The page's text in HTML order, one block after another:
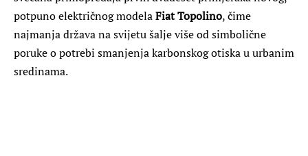
potpuno električnog modelaFiat Topolino, čime
najmanja država na svijetu šalje više od simbolične
poruke o potrebi smanjenja karbonskog otiska u urbanim
sredinama.